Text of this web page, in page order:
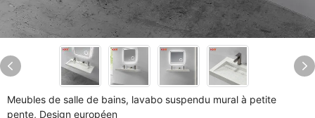
Meubles de salle de bains, lavabo suspendu mural à petite
pente, Design européen